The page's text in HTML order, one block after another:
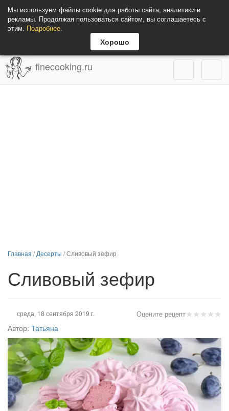
Мы используем файлы cookie для работы сайта, аналитики и
рекламы. Продолжая пользоваться сайтом, вы соглашаетесь с
этим. Подробнее.
Хорошо
finecooking.ru
Главная /Десерты /Сливовый зефир
Сливовый зефир
★★★★★
Оцените рецепт
среда, 18 сентября 2019 г.
Автор: Татьяна